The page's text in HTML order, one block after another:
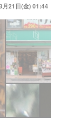
月21日(金) 01:44